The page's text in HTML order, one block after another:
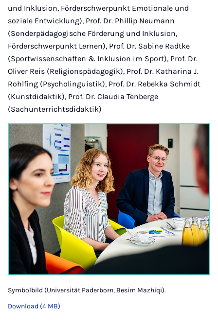
und Inklusion, Förderschwerpunkt Emotionale und
soziale Entwicklung), Prof. Dr. Phillip Neumann
(Sonderpädagogische Förderung und Inklusion,
Förderschwerpunkt Lernen), Prof. Dr. Sabine Radtke
(Sportwissenschaften & Inklusion im Sport), Prof. Dr.
Oliver Reis (Religionspädagogik), Prof. Dr. Katharina J.
Rohlfing (Psycholinguistik), Prof. Dr. Rebekka Schmidt
(Kunstdidaktik), Prof. Dr. Claudia Tenberge
(Sachunterrichtsdidaktik)
Symbolbild (Universität Paderborn, Besim Mazhiqi).
Download (4 MB)